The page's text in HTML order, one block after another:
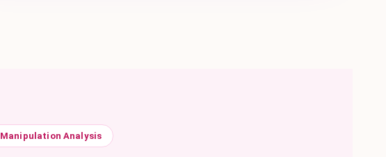
Manipulation Analysis